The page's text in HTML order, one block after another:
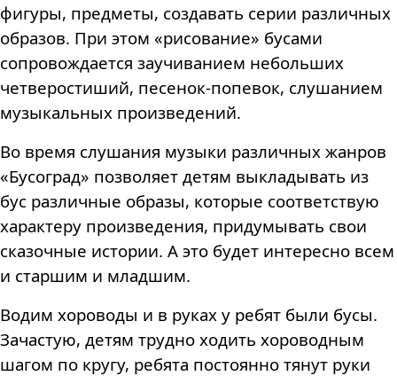
фигуры, предметы, создавать серии различных
образов. При этом «рисование» бусами
сопровождается заучиванием небольших
четверостиший, песенок-попевок, слушанием
музыкальных произведений.
Во время слушания музыки различных жанров
«Бусоград» позволяет детям выкладывать из
бус различные образы, которые соответствую
характеру произведения, придумывать свои
сказочные истории. А это будет интересно всем
и старшим и младшим.
Водим хороводы и в руках у ребят были бусы.
Зачастую, детям трудно ходить хороводным
шагом по кругу, ребята постоянно тянут руки